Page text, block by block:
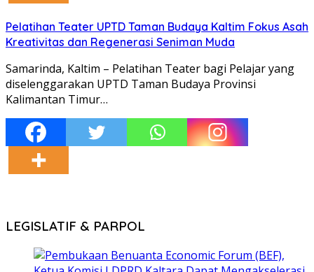
Pelatihan Teater UPTD Taman Budaya Kaltim Fokus Asah
Kreativitas dan Regenerasi Seniman Muda
Samarinda, Kaltim – Pelatihan Teater bagi Pelajar yang
diselenggarakan UPTD Taman Budaya Provinsi
Kalimantan Timur…
LEGISLATIF & PARPOL